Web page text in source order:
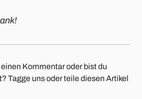
Kommentar oder bist du
Tagge uns oder teile diesen Artikel